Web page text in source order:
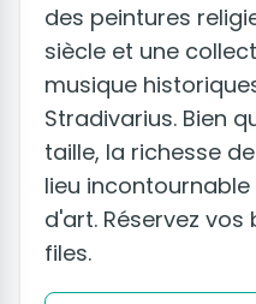
des peintures
siècle et une
musique
Stradivarius. Bien
taille, la richesse
lieu
d'art. Réservez
files.